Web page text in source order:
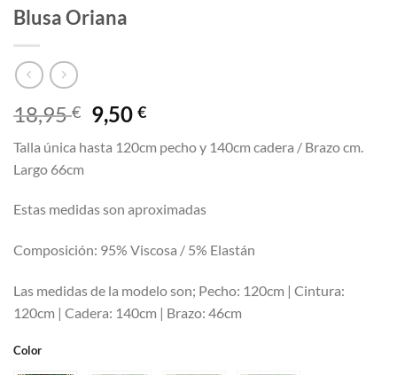
Blusa Oriana
18,95€ El
precio
original
9,50€El
actual
Talla única hasta 120cm pecho y 140cm cadera / Brazo cm.
Largo 66cm
Estas medidas son aproximadas
Composición: 95% Viscosa / 5% Elastán
Las medidas de la modelo son; Pecho: 120cm | Cintura:
120cm | Cadera: 140cm | Brazo: 46cm
Color